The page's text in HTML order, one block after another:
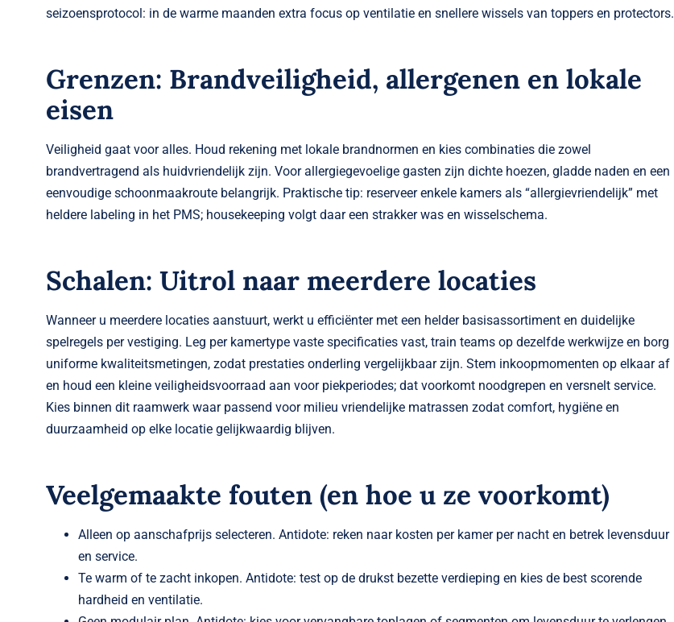
seizoensprotocol: in de warme maanden extra focus op ventilatie en snellere wissels van toppers en protectors.
Grenzen: Brandveiligheid, allergenen en lokale
eisen
Veiligheid gaat voor alles. Houd rekening met lokale brandnormen en kies combinaties die zowel
brandvertragend als huidvriendelijk zijn. Voor allergiegevoelige gasten zijn dichte hoezen, gladde naden en een
eenvoudige schoonmaakroute belangrijk. Praktische tip: reserveer enkele kamers als “allergievriendelijk” met
heldere labeling in het PMS; housekeeping volgt daar een strakker was en wisselschema.
Schalen: Uitrol naar meerdere locaties
Wanneer u meerdere locaties aanstuurt, werkt u efficiënter met een helder basisassortiment en duidelijke
spelregels per vestiging. Leg per kamertype vaste specificaties vast, train teams op dezelfde werkwijze en borg
uniforme kwaliteitsmetingen, zodat prestaties onderling vergelijkbaar zijn. Stem inkoopmomenten op elkaar af
en houd een kleine veiligheidsvoorraad aan voor piekperiodes; dat voorkomt noodgrepen en versnelt service.
Kies binnen dit raamwerk waar passend voor milieu vriendelijke matrassen zodat comfort, hygiëne en
duurzaamheid op elke locatie gelijkwaardig blijven.
Veelgemaakte fouten (en hoe u ze voorkomt)
Alleen op aanschafprijs selecteren. Antidote: reken naar kosten per kamer per nacht en betrek levensduur
en service.
Te warm of te zacht inkopen. Antidote: test op de drukst bezette verdieping en kies de best scorende
hardheid en ventilatie.